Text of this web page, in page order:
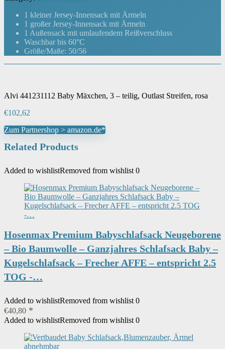
1 kleiner Jersey-Innensack mit Ärmeln
1 großer Jersey-Innensack mit Ärmeln
1 Außensack mit umlaufendem Reißverschluss
Waschbar bis 60°C
Größe/Maße: 50/56
Alvi 441231112 Baby Mäxchen, 3 – teilig, Outlast Streifen, rosa
€102,62
Zum Partnershop > amazon.de*
Related Products
Added to wishlistRemoved from wishlist 0
Hosenmax Premium Babyschlafsack Neugeborene
– Bio Baumwolle – Ganzjahres Schlafsack Baby –
Kugelschlafsack – Frecher AFFE – entspricht 2.5
TOG -…
Added to wishlistRemoved from wishlist 0
€40,80
Added to wishlistRemoved from wishlist 0